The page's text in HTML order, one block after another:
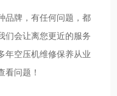
品牌，有任何问题，都
们会让离您更近的服务
年空压机维修保养从业
看问题！